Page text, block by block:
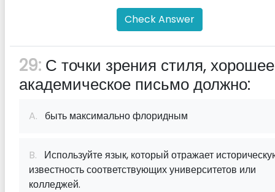
Check Answer
29: С точки зрения стиля, хорошее
академическое письмо должно:
A. быть максимально флоридным
B. Используйте язык, который отражает
известность соответствующих университетов или
колледжей.